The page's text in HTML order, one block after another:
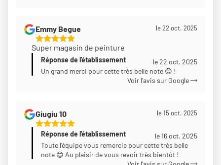
Emmy Begue
5
Étoiles
Sur
le 22 oct. 2025
Super magasin de peinture
Réponse de l'établissement
le 22 oct. 2025
Un grand merci pour cette très belle note 😊 !
Voir l'avis sur Google
Giugiu 10
5
Étoiles
Sur
le 15 oct. 2025
Réponse de l'établissement
le 16 oct. 2025
Toute l'équipe vous remercie pour cette très belle
note 😊 Au plaisir de vous revoir très bientôt !